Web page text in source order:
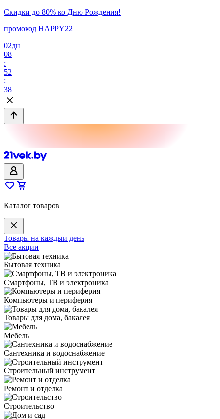
Скидки до 80% ко Дню Рождения!
промокод HAPPY22
02дн
08
:
52
:
38
Каталог товаров
Товары на каждый день
Все акции
Бытовая техника
Смартфоны, ТВ и электроника
Компьютеры и периферия
Товары для дома, бакалея
Мебель
Сантехника и водоснабжение
Строительный инструмент
Ремонт и отделка
Строительство